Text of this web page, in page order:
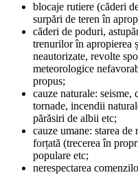
blocaje rutiere (căderi
surpări de teren în
căderi de poduri,
trenurilor în apropierea
neautorizate, revolte
meteorologice
propus;
cauze naturale: seisme,
tornade, incendii
părăsiri de albii etc;
cauze umane: starea de
forțată (trecerea în
populare etc;
nerespectarea